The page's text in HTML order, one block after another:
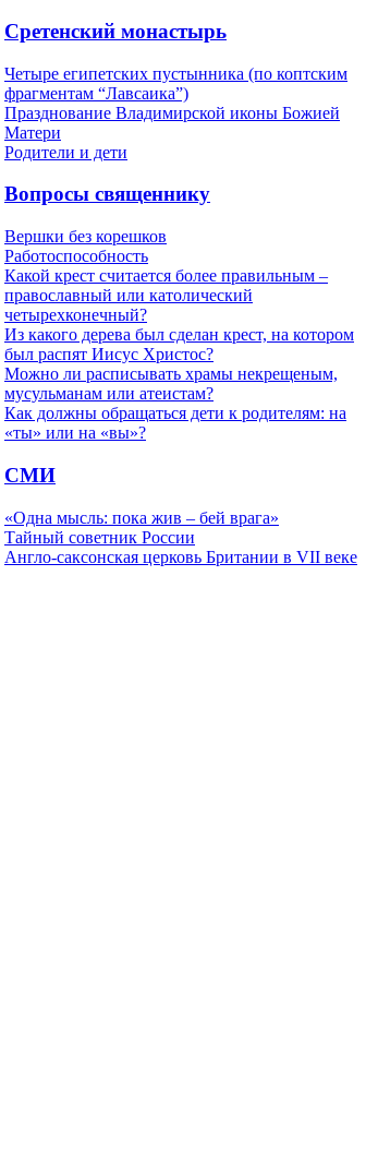
Сретенский монастырь
Четыре египетских пустынника (по коптским
фрагментам “Лавсаика”)
Празднование Владимирской иконы Божией
Матери
Родители и дети
Вопросы священнику
Вершки без корешков
Работоспособность
Какой крест считается более правильным –
православный или католический
четырехконечный?
Из какого дерева был сделан крест, на котором
был распят Иисус Христос?
Можно ли расписывать храмы некрещеным,
мусульманам или атеистам?
Как должны обращаться дети к родителям: на
«ты» или на «вы»?
СМИ
«Одна мысль: пока жив – бей врага»
Тайный советник России
Англо-саксонская церковь Британии в VII веке